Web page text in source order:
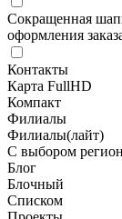
Сокращенная
оформления
Контакты
Карта FullHD
Компакт
Филиалы
Филиалы(лайт)
С выбором
Блог
Блочный
Списком